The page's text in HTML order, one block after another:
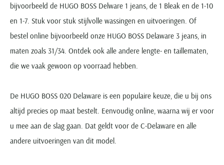
bijvoorbeeld de HUGO BOSS Delware 1 jeans, de 1 Bleak en de 1-10
en 1-7. Stuk voor stuk stijlvolle wassingen en uitvoeringen. Of
bestel online bijvoorbeeld onze HUGO BOSS Delaware 3 jeans, in
maten zoals 31/34. Ontdek ook alle andere lengte- en taillematen,
die we vaak gewoon op voorraad hebben.
De HUGO BOSS 020 Delaware is een populaire keuze, die u bij ons
altijd precies op maat bestelt. Eenvoudig online, waarna wij er voor
u mee aan de slag gaan. Dat geldt voor de C-Delaware en alle
andere uitvoeringen van dit model.